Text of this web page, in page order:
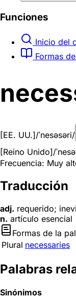
Funciones
Inicio del
Formas
[EE. UU.]/ˈnesəsəri/
[Reino Unido]/
Frecuencia: Muy
Traducción
adj. requerido;
n. artículo esencial
Formas de la
Plural necessaries
Palabras
Sinónimos